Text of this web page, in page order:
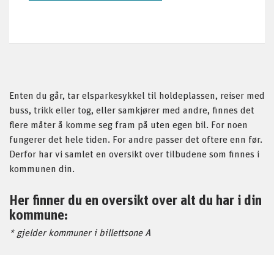
Enten du går, tar elsparkesykkel til holdeplassen, reiser med
buss, trikk eller tog, eller samkjører med andre, finnes det
flere måter å komme seg fram på uten egen bil. For noen
fungerer det hele tiden. For andre passer det oftere enn før.
Derfor har vi samlet en oversikt over tilbudene som finnes i
kommunen din.
Her finner du en oversikt over alt du har i din
kommune:
* gjelder kommuner i billettsone A